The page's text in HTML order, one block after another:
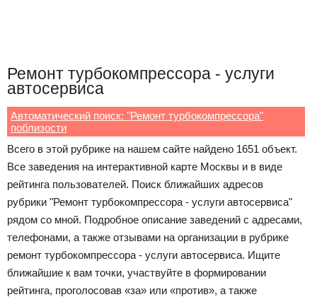
Ремонт турбокомпрессора - услуги
автосервиса
Автоматический поиск: "Ремонт турбокомпрессора"
поблизости
Всего в этой рубрике на нашем сайте найдено 1651 объект.
Все заведения на интерактивной карте Москвы и в виде
рейтинга пользователей. Поиск ближайших адресов
рубрики "Ремонт турбокомпрессора - услуги автосервиса"
рядом со мной. Подробное описание заведений с адресами,
телефонами, а также отзывами на организации в рубрике
ремонт турбокомпрессора - услуги автосервиса. Ищите
ближайшие к вам точки, участвуйте в формировании
рейтинга, проголосовав «за» или «против», а также